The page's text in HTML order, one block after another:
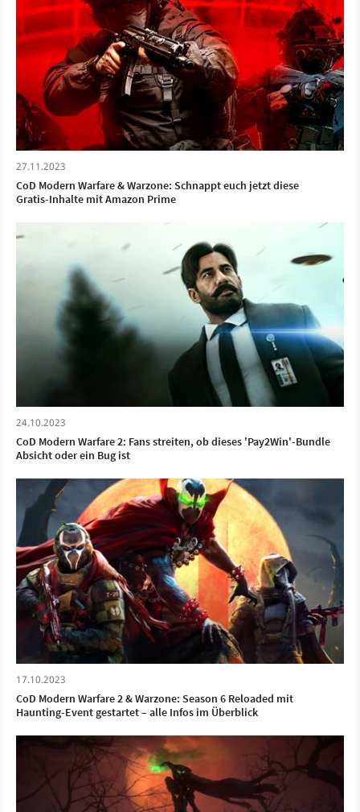
27.11.2023
CoD Modern Warfare & Warzone: Schnappt euch jetzt diese
Gratis-Inhalte mit Amazon Prime
24.10.2023
CoD Modern Warfare 2: Fans streiten, ob dieses 'Pay2Win'-Bundle
Absicht oder ein Bug ist
17.10.2023
CoD Modern Warfare 2 & Warzone: Season 6 Reloaded mit
Haunting-Event gestartet – alle Infos im Überblick